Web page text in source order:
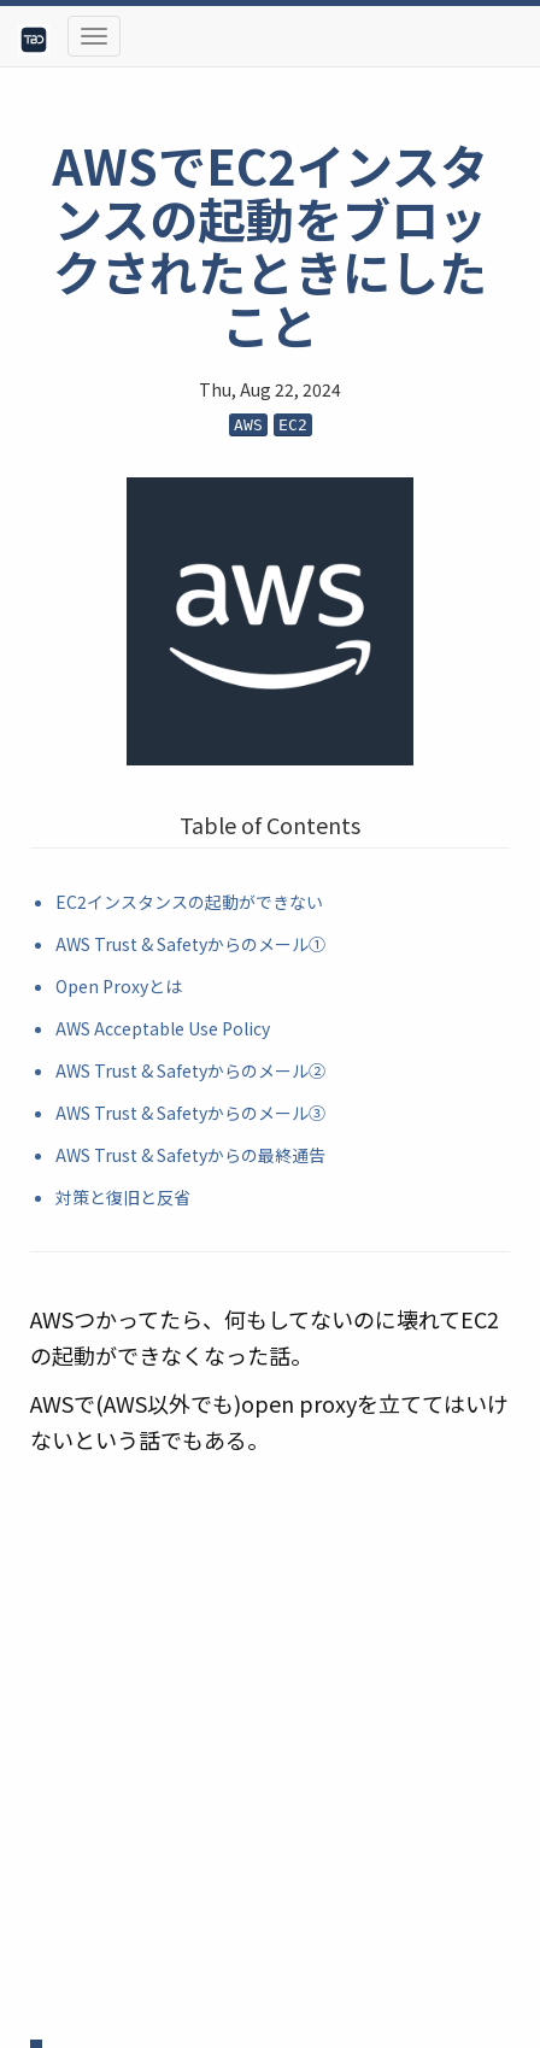
AWSでEC2インスタ
ンスの起動をブロッ
クされたときにした
こと
Thu, Aug 22, 2024
AWS EC2
Table of Contents
EC2インスタンスの起動ができない
AWS Trust & Safetyからのメール①
Open Proxyとは
AWS Acceptable Use Policy
AWS Trust & Safetyからのメール②
AWS Trust & Safetyからのメール③
AWS Trust & Safetyからの最終通告
対策と復旧と反省
AWSつかってたら、何もしてないのに壊れてEC2
の起動ができなくなった話。
AWSで(AWS以外でも)open proxyを立ててはいけ
ないという話でもある。